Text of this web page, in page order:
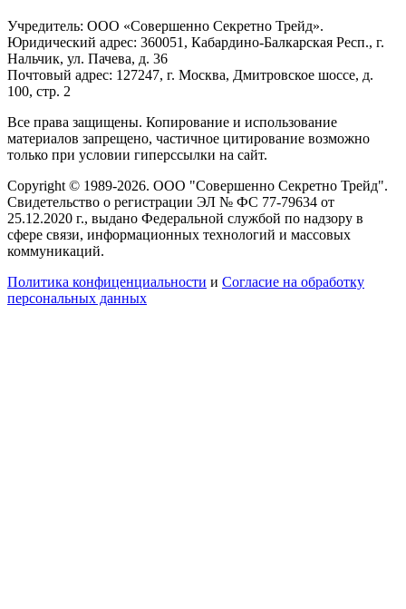
Учредитель: ООО «Совершенно Секретно Трейд».
Юридический адрес: 360051, Кабардино-Балкарская Респ., г.
Нальчик, ул. Пачева, д. 36
Почтовый адрес: 127247, г. Москва, Дмитровское шоссе, д.
100, стр. 2
Все права защищены. Копирование и использование
материалов запрещено, частичное цитирование возможно
только при условии гиперссылки на сайт.
Copyright © 1989-2026. ООО "Совершенно Секретно Трейд".
Свидетельство о регистрации ЭЛ № ФС 77-79634 от
25.12.2020 г., выдано Федеральной службой по надзору в
сфере связи, информационных технологий и массовых
коммуникаций.
Политика конфиценциальности и Согласие на обработку
персональных данных